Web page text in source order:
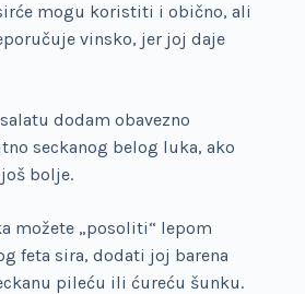
mogu koristiti i obično, ali
vinsko, jer joj daje
dodam obavezno
seckanog belog luka, ako
bolje.
možete „posoliti“ lepom
feta sira, dodati joj barena
pileću ili ćureću šunku.